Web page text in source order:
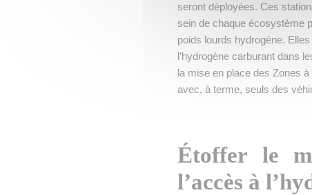
seront déployées. Ces
sein de chaque écosystème
poids lourds hydrogène.
l’hydrogène carburant dans
la mise en place des Zones
avec, à terme, seuls des
Étoffer le
l’accès à